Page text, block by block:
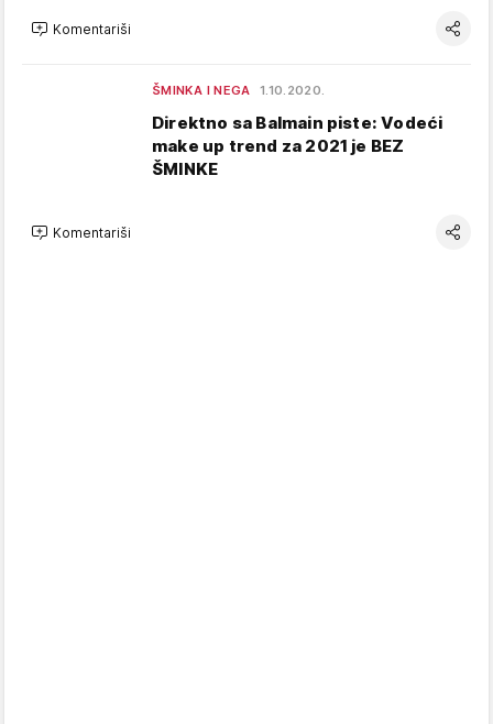
Komentariši
ŠMINKA I NEGA 1.10.2020.
Direktno sa Balmain piste: Vodeći
make up trend za 2021 je BEZ
ŠMINKE
Komentariši